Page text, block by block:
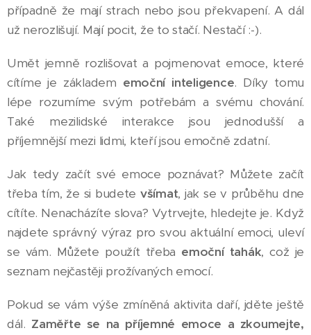
případně že mají strach nebo jsou překvapení. A dál
už nerozlišují. Mají pocit, že to stačí. Nestačí :-).
Umět jemně rozlišovat a pojmenovat emoce, které
cítíme je základem emoční inteligence. Díky tomu
lépe rozumíme svým potřebám a svému chování.
Také mezilidské interakce jsou jednodušší a
příjemnější mezi lidmi, kteří jsou emočně zdatní.
Jak tedy začít své emoce poznávat? Můžete začít
třeba tím, že si budetevšímat, jak se v průběhu dne
cítíte. Nenacházíte slova? Vytrvejte, hledejte je. Když
najdete správný výraz pro svou aktuální emoci, uleví
se vám. Můžete použít třeba emoční tahák, což je
seznam nejčastěji prožívaných emocí.
Pokud se vám výše zmíněná aktivita daří, jděte ještě
dál. Zaměřte se na příjemné emoce a zkoumejte,